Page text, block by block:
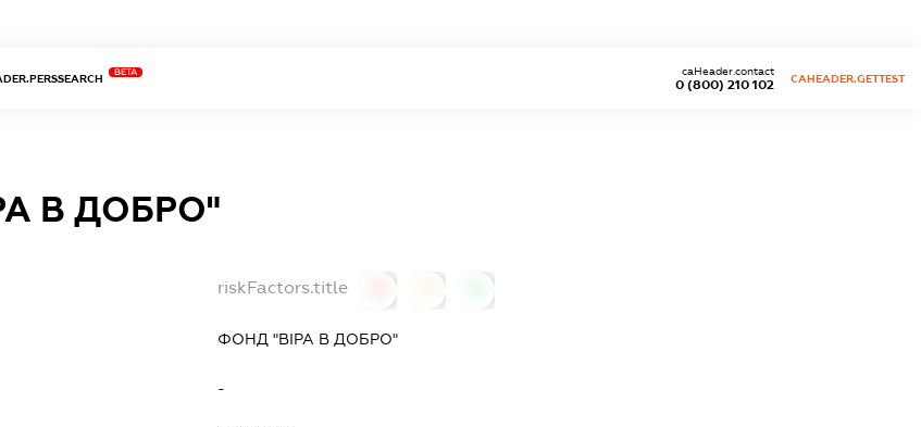
BETA
0 (800) 210 102
caHeader.contact
CAHEADER.GETTEST
В ДОБРО"
riskFactors.title
ФОНД "ВІРА В ДОБРО"
-